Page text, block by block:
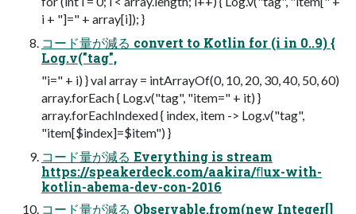
i + "]=" + array[i]); }
コード量が減る convert to Kotlin for (i in 0..9) {
Log.v("tag",
"i=" + i) } val array = intArrayOf(0, 10, 20, 30, 40, 50, 60)
array.forEach { Log.v("tag", "item=" + it) }
array.forEachIndexed { index, item -> Log.v("tag",
"item[$index]=$item") }
コード量が減る Everything is stream
https://speakerdeck.com/aakira/ﬂux-with-
kotlin-abema-dev-con-2016
コード量が減る Observable.from(new Integer[]